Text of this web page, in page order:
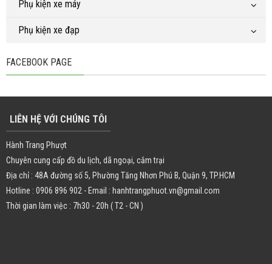
Phụ kiện xe máy
Phụ kiện xe đạp
FACEBOOK PAGE
LIÊN HỆ VỚI CHÚNG TÔI
Hành Trang Phượt
Chuyên cung cấp đồ du lịch, dã ngoại, cắm trại
Địa chỉ : 48A đường số 5, Phường Tăng Nhơn Phú B, Quận 9, TP.HCM
Hotline : 0906 896 902 - Email : hanhtrangphuot.vn@gmail.com
Thời gian làm việc : 7h30 - 20h ( T2 - CN )